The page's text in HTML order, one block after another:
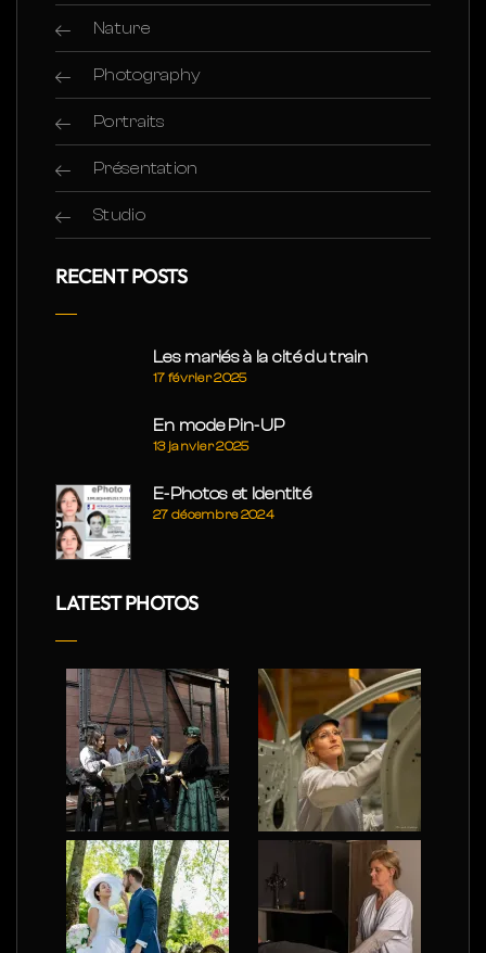
Nature
Photography
Portraits
Présentation
Studio
RECENT POSTS
Les mariés à la cité du train
17 février 2025
En mode Pin-UP
13 janvier 2025
E-Photos et Identité
27 décembre 2024
LATEST PHOTOS